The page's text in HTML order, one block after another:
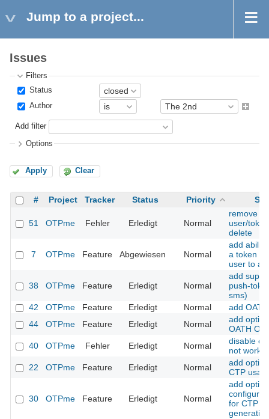
Jump to a project...
Issues
Filters
Status
Author
Add filter
Options
Apply Clear
# Project Tracker Status Priority
51 OTPme Fehler Erledigt Normal
remove
user/
delete
7 OTPme Feature Abgewiesen Normal
add
a token
user to
38 OTPme Feature Erledigt Normal
add
push-
sms)
42
OTPme Feature Erledigt Normal
add
44
OTPme Feature Erledigt Normal
add
OATH
40
OTPme Fehler Erledigt Normal
disable
not work
22
OTPme Feature Erledigt Normal
add
CTP
30 OTPme Feature Erledigt Normal
add
configure
for CTP
generation